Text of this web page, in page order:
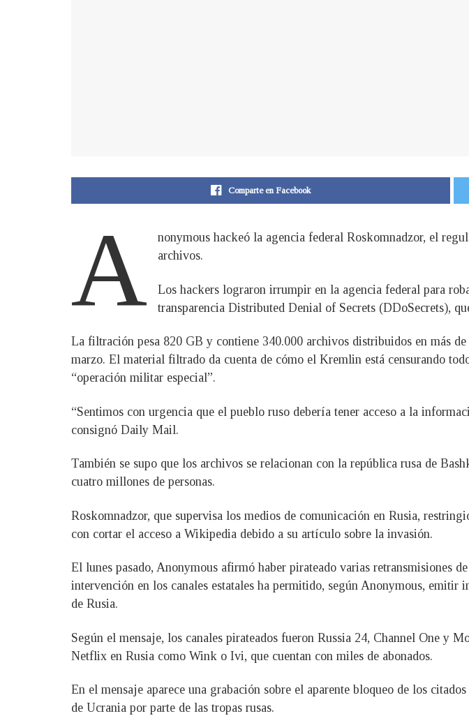
Comparte en Facebook
A
nonymous hackeó la agencia federal Roskomnadzor, el
archivos.
Los hackers lograron irrumpir en la agencia federal para
transparencia Distributed Denial of Secrets (DDoSecrets),
La filtración pesa 820 GB y contiene 340.000 archivos distribuidos en más
marzo. El material filtrado da cuenta de cómo el Kremlin está censurando
“operación militar especial”.
“Sentimos con urgencia que el pueblo ruso debería tener acceso a la
consignó Daily Mail.
También se supo que los archivos se relacionan con la república rusa de
cuatro millones de personas.
Roskomnadzor, que supervisa los medios de comunicación en Rusia,
con cortar el acceso a Wikipedia debido a su artículo sobre la invasión.
El lunes pasado, Anonymous afirmó haber pirateado varias retransmisiones
intervención en los canales estatales ha permitido, según Anonymous, emitir
de Rusia.
Según el mensaje, los canales pirateados fueron Russia 24, Channel One y
Netflix en Rusia como Wink o Ivi, que cuentan con miles de abonados.
En el mensaje aparece una grabación sobre el aparente bloqueo de los
de Ucrania por parte de las tropas rusas.